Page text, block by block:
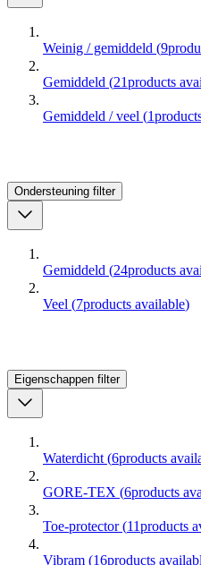
Weinig / gemiddeld (9
Gemiddeld (21products
Gemiddeld / veel (1
Ondersteuning filter
Gemiddeld (24products
Veel (7products available)
Eigenschappen filter
Waterdicht (6products
GORE-TEX (6products
Toe-protector (11products
Vibram (16products